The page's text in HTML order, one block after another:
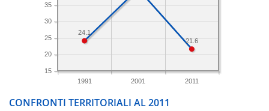
1991 2001 2011
15
20
25
30
35
21.6
24.1
CONFRONTI TERRITORIALI AL 2011